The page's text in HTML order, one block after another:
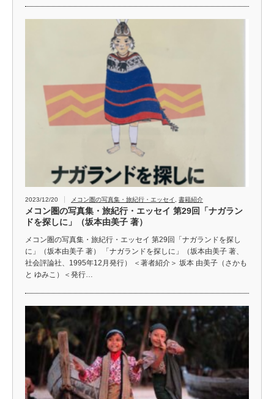
2023/12/20 メコン圏の写真集・旅紀行・エッセイ 書籍紹介
メコン圏の写真集・旅紀行・エッセイ 第29回「ナガラン
ドを探しに」（坂本由美子 著）
メコン圏の写真集・旅紀行・エッセイ 第29回「ナガランドを探し
に」（坂本由美子 著） 「ナガランドを探しに」（坂本由美子 著、
社会評論社、1995年12月発行） ＜著者紹介＞ 坂本 由美子（さかも
と ゆみこ）＜発行…